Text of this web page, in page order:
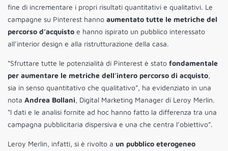
fine di incrementare i propri risultati quantitativi e qualitativi. Le
campagne su Pinterest hanno aumentato tutte le metriche del
percorso d’acquisto e hanno ispirato un pubblico interessato
all’interior design e alla ristrutturazione della casa.
“Sfruttare tutte le potenzialità di Pinterest è stato fondamentale
per aumentare le metriche dell’intero percorso di acquisto,
sia in senso quantitativo che qualitativo”, ha evidenziato in una
nota Andrea Bollani, Digital Marketing Manager di Leroy Merlin.
“I dati e le analisi fornite ad hoc hanno fatto la differenza tra una
campagna pubblicitaria dispersiva e una che centra l’obiettivo”.
Leroy Merlin, infatti, si è rivolto a un pubblico eterogeneo